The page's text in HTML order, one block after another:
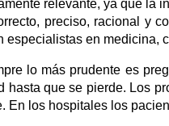
relevante, ya que la
preciso, racional y
especialistas en medicina,
lo más prudente es
hasta que se pierde. Los
En los hospitales los